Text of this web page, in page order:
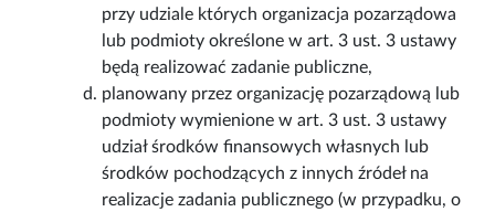
przy udziale których organizacja pozarządowa
lub podmioty określone w art. 3 ust. 3 ustawy
będą realizować zadanie publiczne,
planowany przez organizację pozarządową lub
podmioty wymienione w art. 3 ust. 3 ustawy
udział środków finansowych własnych lub
środków pochodzących z innych źródeł na
realizacje zadania publicznego (w przypadku, o